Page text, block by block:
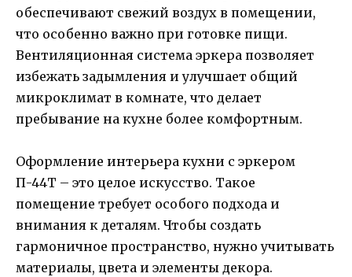
обеспечивают свежий воздух в помещении,
что особенно важно при готовке пищи.
Вентиляционная система эркера позволяет
избежать задымления и улучшает общий
микроклимат в комнате, что делает
пребывание на кухне более комфортным.
Оформление интерьера кухни с эркером
П-44Т – это целое искусство. Такое
помещение требует особого подхода и
внимания к деталям. Чтобы создать
гармоничное пространство, нужно учитывать
материалы, цвета и элементы декора.